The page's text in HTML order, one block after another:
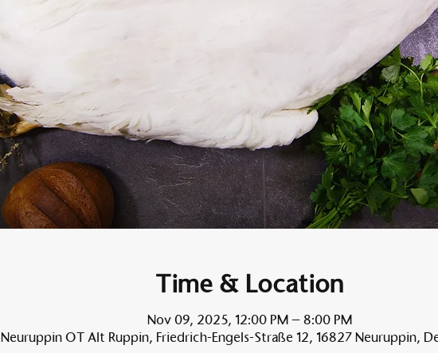
Time & Location
Nov 09, 2025, 12:00 PM – 8:00 PM
Neuruppin OT Alt Ruppin, Friedrich-Engels-Straße 12, 16827 Neuruppin,